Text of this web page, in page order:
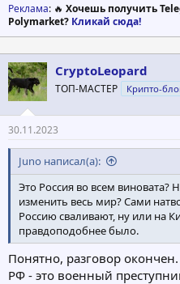
Реклама: 🔥 Хочешь получить
Polymarket? Кликай сюда!
CryptoLeopard
ТОП-МАСТЕР Крипто-
30.11.2023
Juno написал(а):
Это Россия во всем виновата?
изменить весь мир? Сами
Россию сваливают, ну или на
правдоподобнее было.
Понятно, разговор окончен.
РФ - это военный